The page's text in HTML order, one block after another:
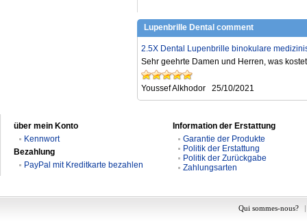
Lupenbrille Dental comment
2.5X Dental Lupenbrille binokulare
Sehr geehrte Damen und Herren, was
Youssef Alkhodor 25/10/2021
über mein Konto
Kennwort
Bezahlung
PayPal mit Kreditkarte bezahlen
Information der Erstattung
Garantie der Produkte
Politik der Erstattung
Politik der Zurückgabe
Zahlungsarten
Qui sommes-nous? |